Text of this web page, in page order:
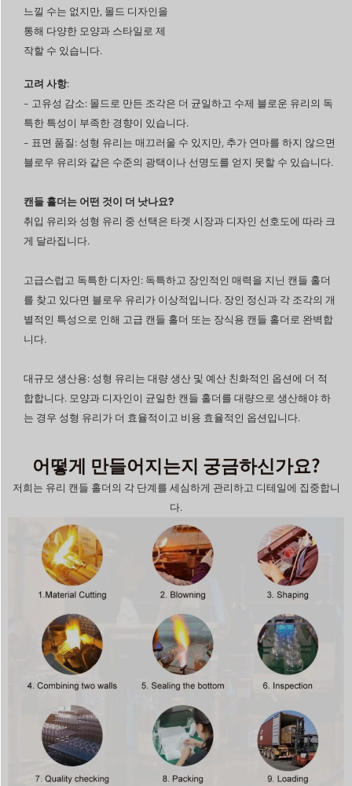
느낄 수는 없지만, 몰드 디자인을
통해 다양한 모양과 스타일로 제
작할 수 있습니다.
고려 사항:
- 고유성 감소: 몰드로 만든 조각은 더 균일하고 수제 블로운 유리의 독
특한 특성이 부족한 경향이 있습니다.
- 표면 품질: 성형 유리는 매끄러울 수 있지만, 추가 연마를 하지 않으면
블로우 유리와 같은 수준의 광택이나 선명도를 얻지 못할 수 있습니다.
캔들 홀더는 어떤 것이 더 낫나요?
취입 유리와 성형 유리 중 선택은 타겟 시장과 디자인 선호도에 따라 크
게 달라집니다.
고급스럽고 독특한 디자인: 독특하고 장인적인 매력을 지닌 캔들 홀더
를 찾고 있다면 블로우 유리가 이상적입니다. 장인 정신과 각 조각의 개
별적인 특성으로 인해 고급 캔들 홀더 또는 장식용 캔들 홀더로 완벽합
니다.
대규모 생산용: 성형 유리는 대량 생산 및 예산 친화적인 옵션에 더 적
합합니다. 모양과 디자인이 균일한 캔들 홀더를 대량으로 생산해야 하
는 경우 성형 유리가 더 효율적이고 비용 효율적인 옵션입니다.
어떻게 만들어지는지 궁금하신가요?
저희는 유리 캔들 홀더의 각 단계를 세심하게 관리하고 디테일에 집중합니
다.